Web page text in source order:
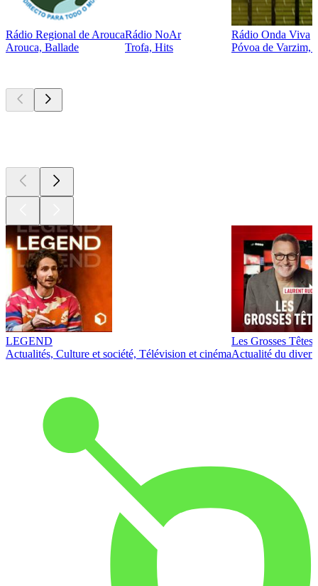
Rádio Regional de Arouca
Arouca, Ballade
Rádio NoAr
Trofa, Hits
Rádio Onda Viva
Póvoa de Varzim,
LEGEND
Actualités, Culture et société, Télévision et cinéma
Les Grosses Têtes
Actualité du